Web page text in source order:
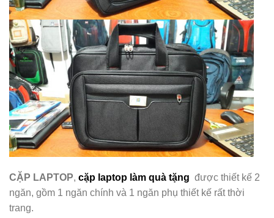
CẶP LAPTOP, cặp laptop làm quà tặng được thiết kế 2
ngăn, gồm 1 ngăn chính và 1 ngăn phụ thiết kế rất thời
trang.